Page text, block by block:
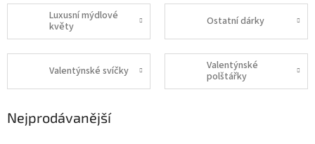
Luxusní mýdlové
květy
Ostatní dárky
Valentýnské svíčky
Valentýnské
polštářky
Nejprodávanější